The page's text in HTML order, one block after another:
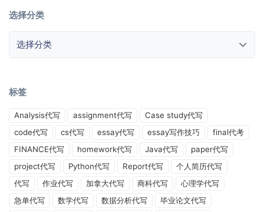
选择分类
标签
Analysis代写 assignment代写
Case study代写
code代写
cs代写 essay代写 essay写作技巧
final代考
FINANCE代写
homework代写 Java代写
paper代写
project代写
Python代写 Report代写
个人简历代写
代写
作业代写 加拿大代写 商科代写
心理学代写
急单代写
数学代写 数据分析代写
毕业论文代写